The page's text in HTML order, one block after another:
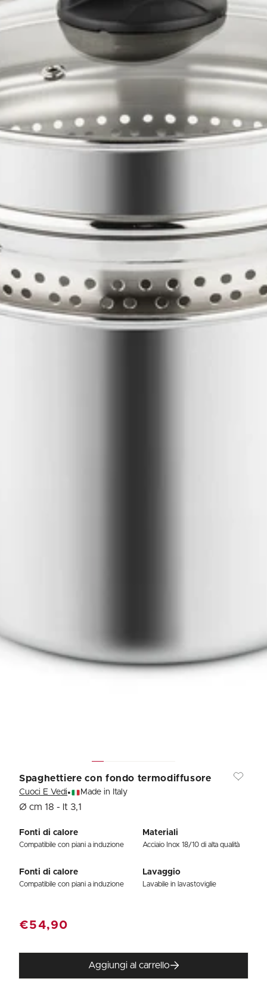
Spaghettiere con fondo termodiffusore
Cuoci E Vedi• Made in Italy
Ø cm 18 - lt 3,1
Fonti di calore
Compatibile con piani a induzione
Materiali
Acciaio Inox 18/10 di alta qualità
Fonti di calore
Compatibile con piani a induzione
Lavaggio
Lavabile in lavastoviglie
€54,90
Aggiungi al carrello